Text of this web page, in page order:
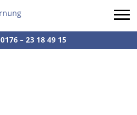
Leistungen
0176 – 23 18 49 15